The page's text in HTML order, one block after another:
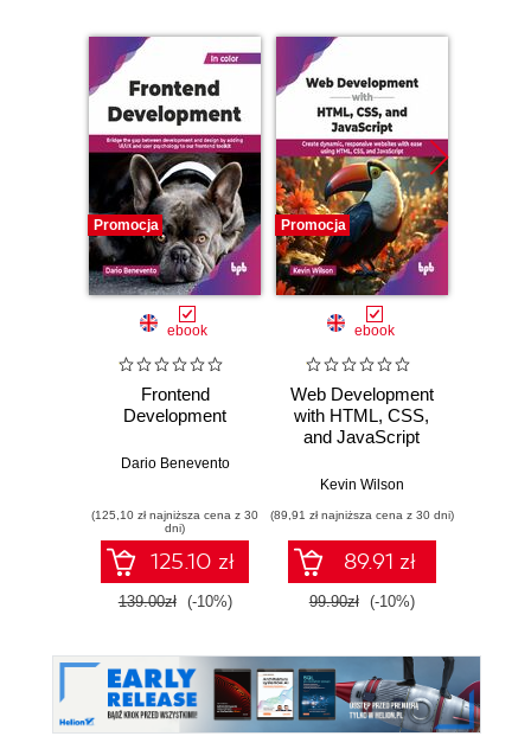
Promocja
ebook
Frontend
Development
Dario Benevento
(125,10 zł najniższa cena z 30
dni)
125.10 zł
139.00zł (-10%)
Promocja
ebook
Web Development
with HTML, CSS,
and JavaScript
Kevin Wilson
(89,91 zł najniższa cena z 30 dni)
89.91 zł
99.90zł (-10%)